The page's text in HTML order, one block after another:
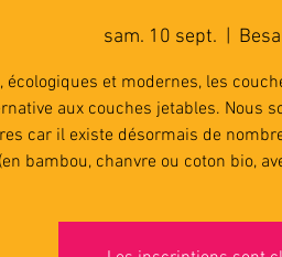
sam. 10 sept.
écologiques et modernes, les
aux couches jetables. Nous
car il existe désormais de
bambou, chanvre ou coton bio,